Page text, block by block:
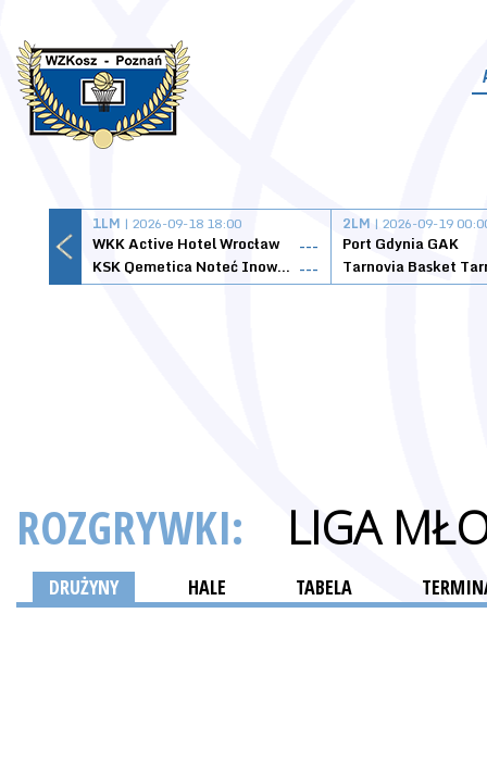
1LM | 2026-09-18 18:00
WKK Active Hotel Wrocław
---
KSK Qemetica Noteć Inowrocław ---
2LM | 2026-09-19
Port Gdynia GAK
ROZGRYWKI: LIGA
DRUŻYNY HALE TABELA